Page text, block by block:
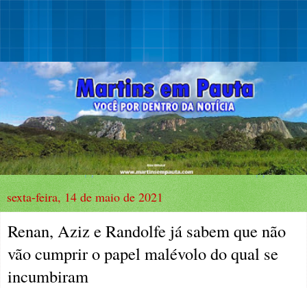
sexta-feira, 14 de maio de 2021
Renan, Aziz e Randolfe já sabem que não
vão cumprir o papel malévolo do qual se
incumbiram